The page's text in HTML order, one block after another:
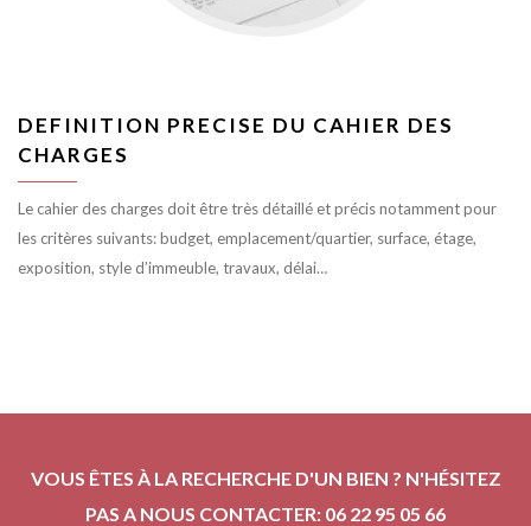
DEFINITION PRECISE DU CAHIER DES
CHARGES
Le cahier des charges doit être très détaillé et précis notamment pour
les critères suivants: budget, emplacement/quartier, surface, étage,
exposition, style d’immeuble, travaux, délai…
VOUS ÊTES À LA RECHERCHE D'UN BIEN ? N'HÉSITEZ
PAS A NOUS CONTACTER: 06 22 95 05 66